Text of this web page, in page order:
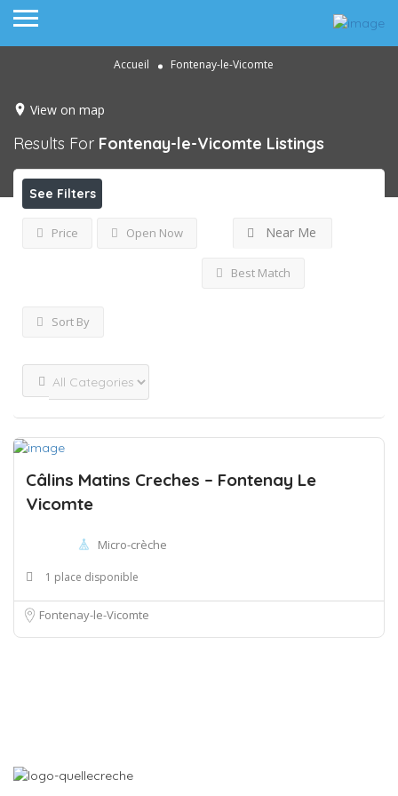
Accueil Fontenay-le-Vicomte
View on map
Results For Fontenay-le-Vicomte Listings
See Filters
Price Open Now Near Me
Best Match
Sort By
Câlins Matins Creches – Fontenay Le
Vicomte
Micro-crèche
1 place disponible
Fontenay-le-Vicomte